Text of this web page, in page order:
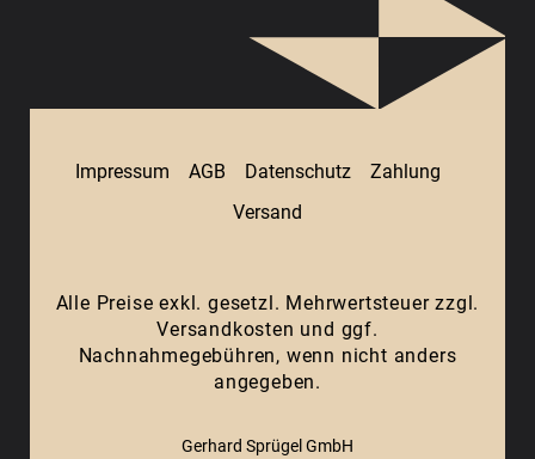
Impressum AGB Datenschutz
Zahlung
Versand
Alle Preise exkl. gesetzl. Mehrwertsteuer zzgl.
Versandkosten und ggf.
Nachnahmegebühren, wenn nicht anders
angegeben.
Gerhard Sprügel GmbH